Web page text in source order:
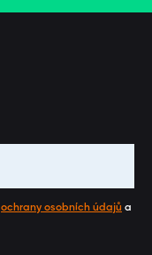
ochrany osobních údajů a